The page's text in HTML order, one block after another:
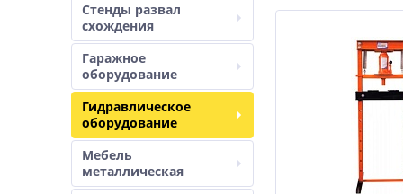
Стенды развал
схождения
Гаражное
оборудование
Гидравлическое
оборудование
Мебель
металлическая